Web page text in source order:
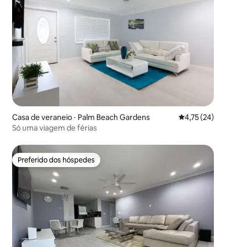
Casa de veraneio ⋅ Palm Beach Gardens 4,75 de uma
4,75 (24)
Só uma viagem de férias
Preferido dos hóspedes
Preferido dos hóspedes